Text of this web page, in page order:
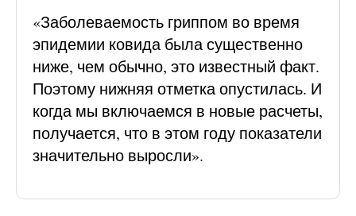
«Заболеваемость гриппом во время
эпидемии ковида была существенно
ниже, чем обычно, это известный факт.
Поэтому нижняя отметка опустилась. И
когда мы включаемся в новые расчеты,
получается, что в этом году показатели
значительно выросли».